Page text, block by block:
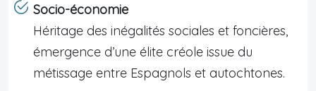
Socio-économie
Héritage des inégalités sociales et foncières,
émergence d’une élite créole issue du
métissage entre Espagnols et autochtones.